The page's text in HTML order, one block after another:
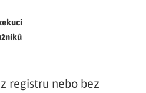
registru nebo bez